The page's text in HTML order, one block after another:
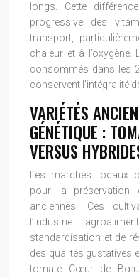
longs. Cette
progressive des
transport,
chaleur et à
consommés dans les
conservent l’intégralité
VARIÉTÉS
GÉNÉTIQUE :
VERSUS
Les marchés locaux
pour la préservation
anciennes. Ces
l’industrie
standardisation et de
des qualités gustatives
tomate Cœur de